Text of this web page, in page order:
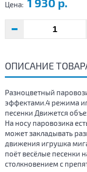
Цена:
ОПИСАНИЕ
Разноцветный
эффектами.4 режима
песенки Движется
На носу паровозика
может закладывать
движения игрушка
поёт весёлые песенки
столкновением с